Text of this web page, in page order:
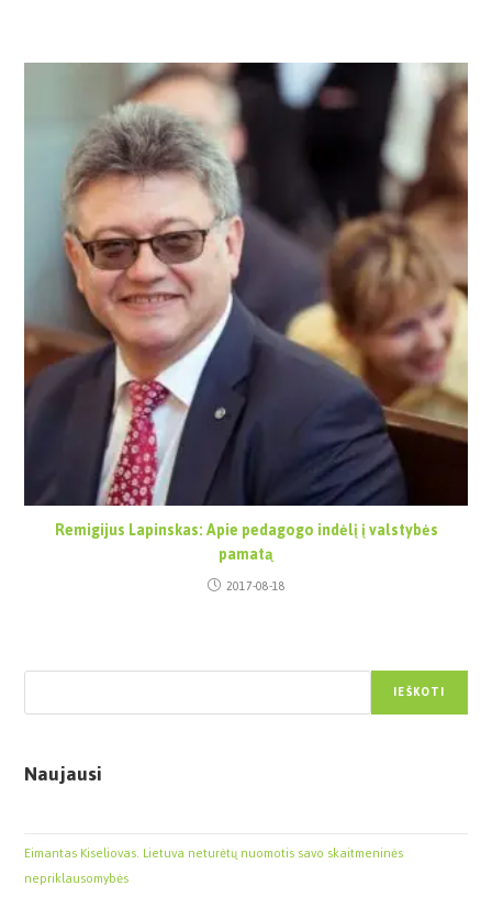
Remigijus Lapinskas: Apie pedagogo indėlį į valstybės
pamatą
2017-08-18
IEŠKOTI
Naujausi
Eimantas Kiseliovas. Lietuva neturėtų nuomotis savo skaitmeninės
nepriklausomybės